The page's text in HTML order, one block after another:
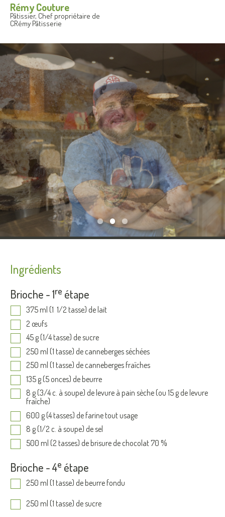
Rémy Couture
Pâtissier, Chef propriétaire de
CRémy Pâtisserie
Ingrédients
Brioche - 1re étape
375 ml (1 1/2 tasse) de lait
2 œufs
45 g (1/4 tasse) de sucre
250 ml (1 tasse) de canneberges séchées
250 ml (1 tasse) de canneberges fraîches
135 g (5 onces) de beurre
8 g (3/4 c. à soupe) de levure à pain sèche (ou 15 g de levure
fraîche)
600 g (4 tasses) de farine tout usage
8 g (1/2 c. à soupe) de sel
500 ml (2 tasses) de brisure de chocolat 70 %
Brioche - 4e étape
250 ml (1 tasse) de beurre fondu
250 ml (1 tasse) de sucre